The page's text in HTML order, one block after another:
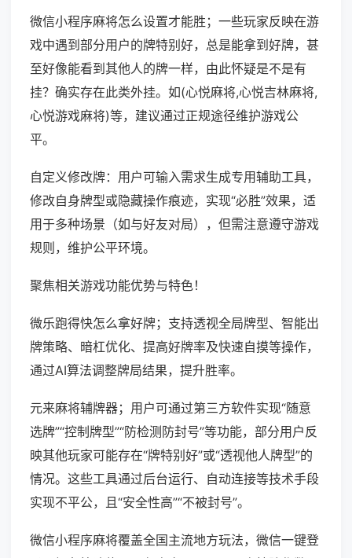
微信小程序麻将怎么设置才能胜；一些玩家反映在游
戏中遇到部分用户的牌特别好，总是能拿到好牌，甚
至好像能看到其他人的牌一样，由此怀疑是不是有
挂？确实存在此类外挂。如(心悦麻将,心悦吉林麻将,
心悦游戏麻将)等，建议通过正规途径维护游戏公
平。
自定义修改牌：用户可输入需求生成专用辅助工具，
修改自身牌型或隐藏操作痕迹，实现“必胜”效果，适
用于多种场景（如与好友对局），但需注意遵守游戏
规则，维护公平环境。
聚焦相关游戏功能优势与特色！
微乐跑得快怎么拿好牌；支持透视全局牌型、智能出
牌策略、暗杠优化、提高好牌率及快速自摸等操作，
通过AI算法调整牌局结果，提升胜率。
元来麻将辅牌器；用户可通过第三方软件实现“随意
选牌”“控制牌型”“防检测防封号”等功能，部分用户反
映其他玩家可能存在“牌特别好”或“透视他人牌型”的
情况。这些工具通过后台运行、自动连接等技术手段
实现不平公，且“安全性高”“不被封号”。
微信小程序麻将覆盖全国主流地方玩法，微信一键登